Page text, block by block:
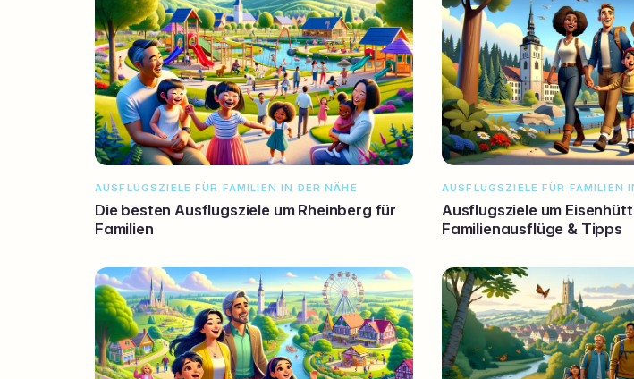
AUSFLUGSZIELE FÜR FAMILIEN IN DER NÄHE
Die besten Ausflugsziele um Rheinberg für
Familien
AUSFLUGSZIELE FÜR FAMILIEN
Ausflugsziele um
Familienausflüge & Tipps